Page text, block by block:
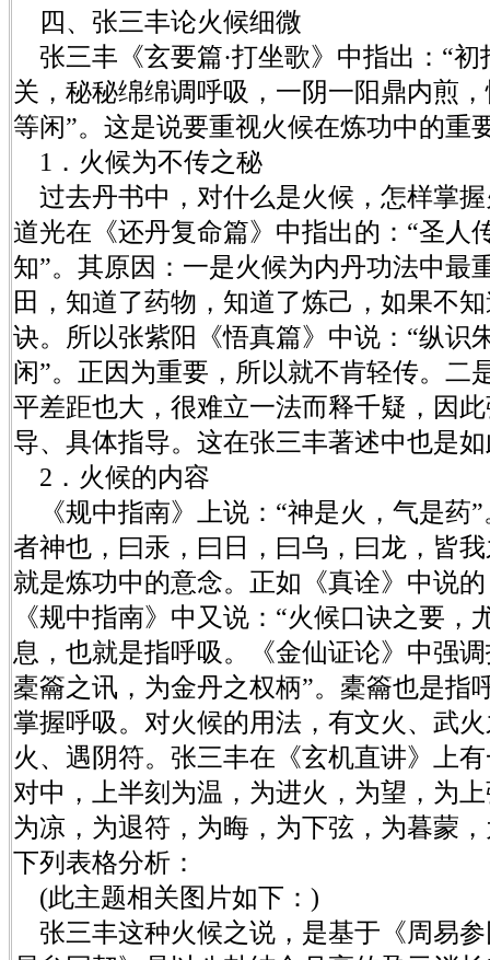
四、张三丰论火候细微
张三丰《玄要篇·打坐歌》中指出：“
关，秘秘绵绵调呼吸，一阴一阳鼎内煎
等闲”。这是说要重视火候在炼功中的重
1．火候为不传之秘
过去丹书中，对什么是火候，怎样掌
道光在《还丹复命篇》中指出的：“圣人
知”。其原因：一是火候为内丹功法中最
田，知道了药物，知道了炼己，如果不
诀。所以张紫阳《悟真篇》中说：“纵识
闲”。正因为重要，所以就不肯轻传。二
平差距也大，很难立一法而释千疑，因
导、具体指导。这在张三丰著述中也是
2．火候的内容
《规中指南》上说：“神是火，气是药
者神也，曰汞，曰日，曰乌，曰龙，皆
就是炼功中的意念。正如《真诠》中说
《规中指南》中又说：“火候口诀之要
息，也就是指呼吸。《金仙证论》中强
橐籥之讯，为金丹之权柄”。橐籥也是指
掌握呼吸。对火候的用法，有文火、武
火、遇阴符。张三丰在《玄机直讲》上
对中，上半刻为温，为进火，为望，为
为凉，为退符，为晦，为下弦，为暮蒙
下列表格分析：
(此主题相关图片如下：)
张三丰这种火候之说，是基于《周易